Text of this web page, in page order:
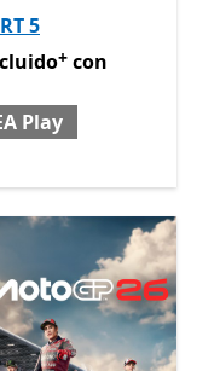
€Ofertas en
5
con EA Play
+ con
Play